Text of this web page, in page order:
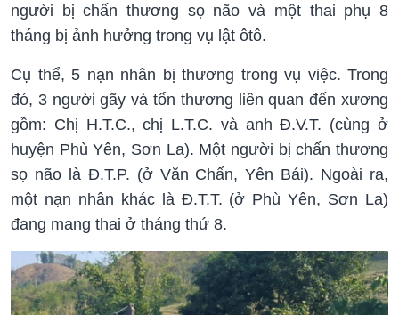
người bị chấn thương sọ não và một thai phụ 8
tháng bị ảnh hưởng trong vụ lật ôtô.
Cụ thể, 5 nạn nhân bị thương trong vụ việc. Trong
đó, 3 người gãy và tổn thương liên quan đến xương
gồm: Chị H.T.C., chị L.T.C. và anh Đ.V.T. (cùng ở
huyện Phù Yên, Sơn La). Một người bị chấn thương
sọ não là Đ.T.P. (ở Văn Chấn, Yên Bái). Ngoài ra,
một nạn nhân khác là Đ.T.T. (ở Phù Yên, Sơn La)
đang mang thai ở tháng thứ 8.